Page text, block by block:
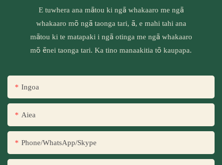
E tuwhera ana mātou ki ngā whakaaro me ngā
whakaaro mō ngā taonga tari, ā, e mahi tahi ana
mātou ki te matapaki i ngā otinga me ngā whakaaro
mō ēnei taonga tari. Ka tino manaakitia tō kaupapa.
Ingoa
Aiea
Phone/WhatsApp/Skype